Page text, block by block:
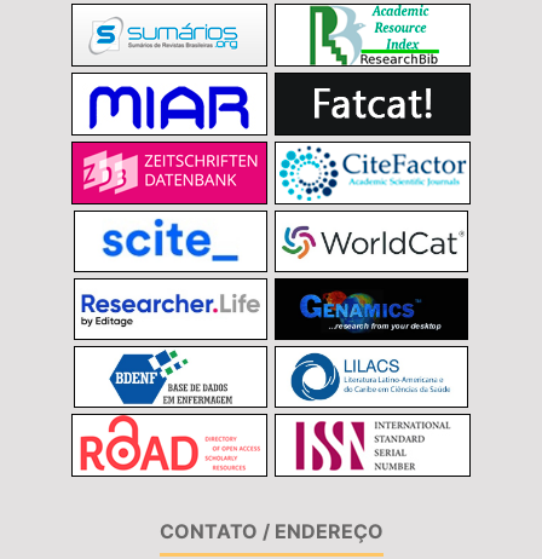
CONTATO / ENDEREÇO